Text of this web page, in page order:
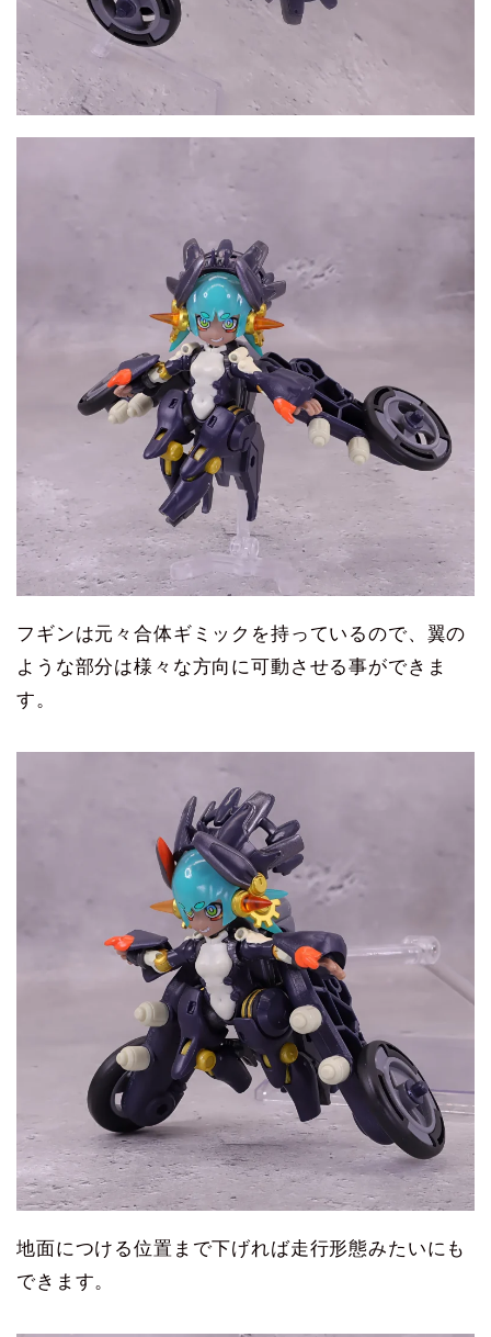
フギンは元々合体ギミックを持っているので、翼の
ような部分は様々な方向に可動させる事ができま
す。
地面につける位置まで下げれば走行形態みたいにも
できます。